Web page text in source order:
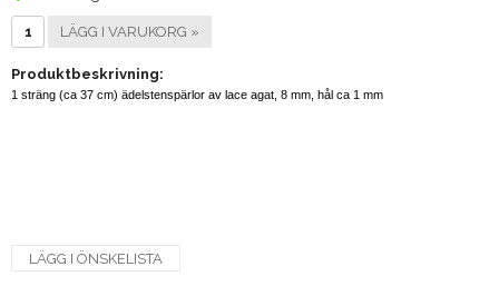
LÄGG I VARUKORG »
Produktbeskrivning:
1 sträng (ca 37 cm) ädelstenspärlor av lace agat, 8 mm, hål ca 1 mm
LÄGG I ÖNSKELISTA